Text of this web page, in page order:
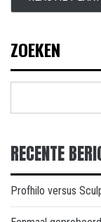
ZOEKEN
RECENTE
Profhilo versus